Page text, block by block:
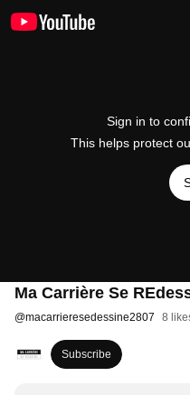
Sign in to
This helps protect
Ma Carrière Se
@macarrieresedessine2807 8
Subscribe